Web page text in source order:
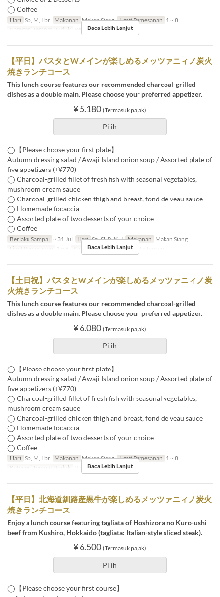
◯ Coffee
Hari Sb, M, Lbr Makanan Makan Siang Limit Pemesanan 1 ~ 8
Kategori Tempat Duduk
Restaurant
Baca Lebih Lanjut
【平日】パスタとWメインが楽しめるメッツァニィノ炭火
焼きランチコース
This lunch course features our recommended charcoal-grilled
dishes as a double main. Please choose your preferred appetizer.
¥ 5.180 (Termasuk pajak)
Pilih
◯【Please choose your first plate】
Autumn dressing salad / Awaji Island onion soup / Assorted plate of
five appetizers (+¥770)
◯ Charcoal-grilled fillet of fresh fish with seasonal vegetables,
mushroom cream sauce
◯ Charcoal-grilled chicken thigh and breast, fond de veau sauce
◯ Homemade focaccia
◯ Assorted plate of two desserts of your choice
◯ Coffee
Berlaku Sampai ~ 31 Jul Hari Sn, Sl, R, K, J Makanan Makan Siang
Limit Pemesanan
1 ~ 8 Kategori Tempat Duduk Restaurant
Baca Lebih Lanjut
【土日祝】パスタとWメインが楽しめるメッツァニィノ炭
火焼きランチコース
This lunch course features our recommended charcoal-grilled
dishes as a double main. Please choose your preferred appetizer.
¥ 6.080 (Termasuk pajak)
Pilih
◯【Please choose your first plate】
Autumn dressing salad / Awaji Island onion soup / Assorted plate of
five appetizers (+¥770)
◯ Charcoal-grilled fillet of fresh fish with seasonal vegetables,
mushroom cream sauce
◯ Charcoal-grilled chicken thigh and breast, fond de veau sauce
◯ Homemade focaccia
◯ Assorted plate of two desserts of your choice
◯ Coffee
Hari Sb, M, Lbr Makanan Makan Siang Limit Pemesanan 1 ~ 8
Kategori Tempat Duduk
Restaurant
Baca Lebih Lanjut
【平日】北海道釧路産黒牛が楽しめるメッツァニィノ炭火
焼きランチコース
Enjoy a lunch course featuring tagliata of Hoshizora no Kuro-ushi
beef from Kushiro, Hokkaido (tagliata: Italian-style sliced steak).
¥ 6.500 (Termasuk pajak)
Pilih
◯【Please choose your first course】